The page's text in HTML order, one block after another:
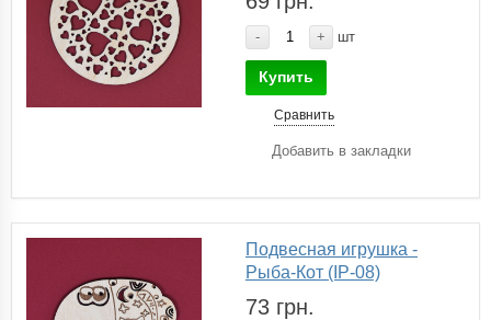
- + шт
Купить
Сравнить
Добавить в закладки
Подвесная игрушка -
Рыба-Кот (IP-08)
73 грн.